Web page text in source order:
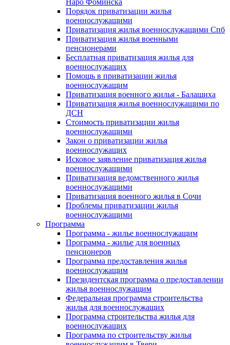
Наро Фоминска
Порядок приватизации жилья
военнослужащими
Приватизация жилья военнослужащими Спб
Приватизация жилья военными
пенсионерами
Бесплатная приватизация жилья для
военнослужащих
Помощь в приватизации жилья
военнослужащим
Приватизация военного жилья - Балашиха
Приватизация жилья военнослужащими по
ДСН
Стоимость приватизации жилья
военнослужащими
Закон о приватизации жилья
военнослужащих
Исковое заявление приватизация жилья
военнослужащими
Приватизация ведомственного жилья
военнослужащими
Приватизация военного жилья в Сочи
Проблемы приватизации жилья
военнослужащими
Программа
Программа - жилье военнослужащим
Программа - жилье для военных
пенсионеров
Программа предоставления жилья
военнослужащим
Президентская программа о предоставлении
жилья военнослужащим
Федеральная программа строительства
жилья для военнослужащих
Программа строительства жилья для
военнослужащих
Программа по строительству жилья